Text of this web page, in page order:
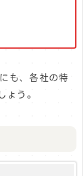
も、各社の特
ょう。